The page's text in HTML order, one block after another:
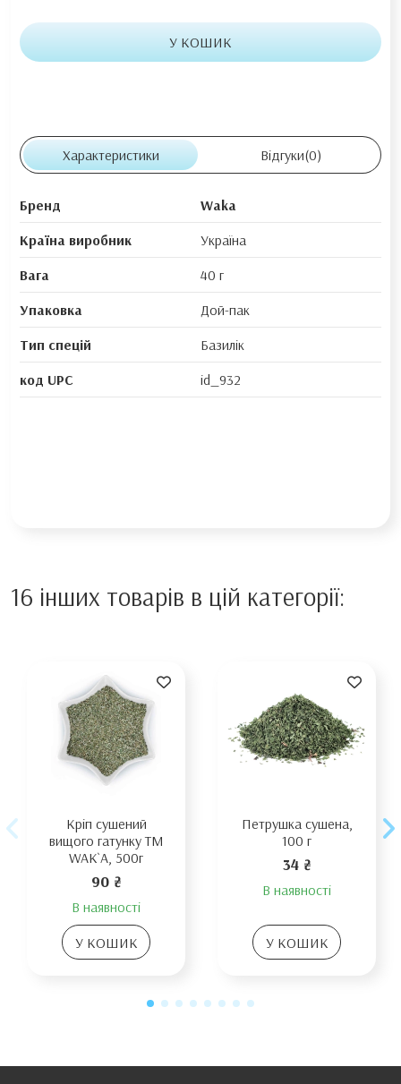
У КОШИК
Характеристики Відгуки(0)
Бренд
Waka
Країна виробник
Україна
Вага
40 г
Упаковка
Дой-пак
Тип спецій
Базилік
код UPC
id_932
16 інших товарів в цій категорії:
Кріп сушений
вищого гатунку TM
WAK`A, 500г
90 ₴
В наявності
У КОШИК
Петрушка сушена,
100 г
34 ₴
В наявності
У КОШИК